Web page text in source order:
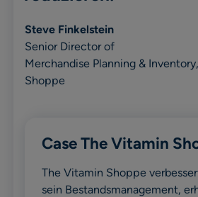
Steve Finkelstein
Senior Director of
Merchandise Planning &
Shoppe
Case The Vitamin
The Vitamin Shoppe
sein Bestandsmanagement,